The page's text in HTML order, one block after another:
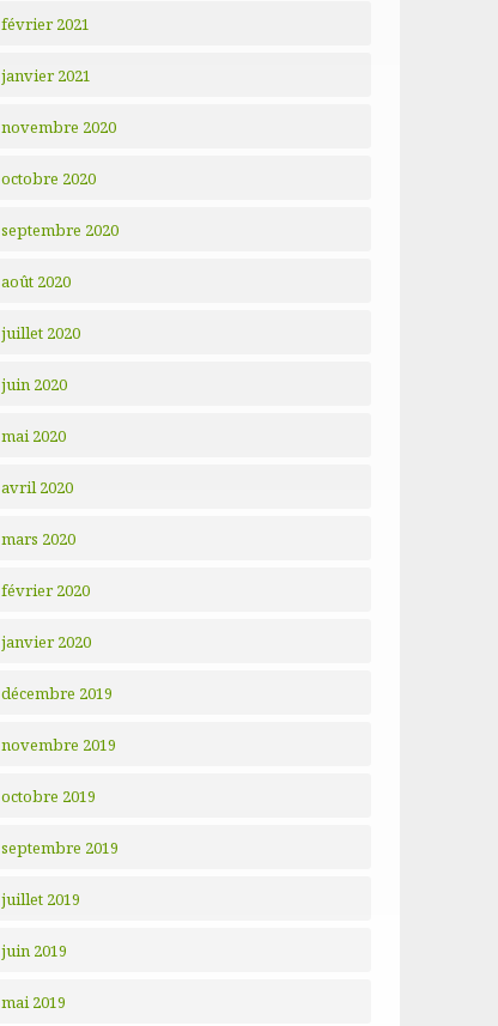
février 2021
janvier 2021
novembre 2020
octobre 2020
septembre 2020
août 2020
juillet 2020
juin 2020
mai 2020
avril 2020
mars 2020
février 2020
janvier 2020
décembre 2019
novembre 2019
octobre 2019
septembre 2019
juillet 2019
juin 2019
mai 2019